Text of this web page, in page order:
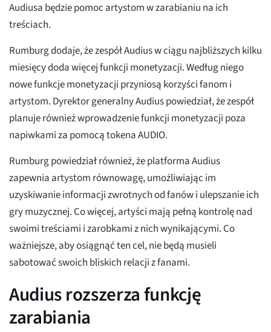
Audiusa będzie pomoc artystom w zarabianiu na ich
treściach.
Rumburg dodaje, że zespół Audius w ciągu najbliższych kilku
miesięcy doda więcej funkcji monetyzacji. Według niego
nowe funkcje monetyzacji przyniosą korzyści fanom i
artystom. Dyrektor generalny Audius powiedział, że zespół
planuje również wprowadzenie funkcji monetyzacji poza
napiwkami za pomocą tokena AUDIO.
Rumburg powiedział również, że platforma Audius
zapewnia artystom równowagę, umożliwiając im
uzyskiwanie informacji zwrotnych od fanów i ulepszanie ich
gry muzycznej. Co więcej, artyści mają pełną kontrolę nad
swoimi treściami i zarobkami z nich wynikającymi. Co
ważniejsze, aby osiągnąć ten cel, nie będą musieli
sabotować swoich bliskich relacji z fanami.
Audius rozszerza funkcję
zarabiania